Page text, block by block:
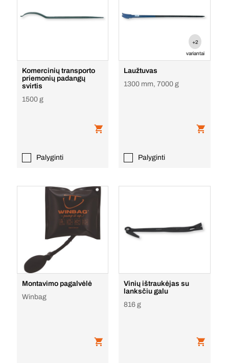
Komercinių transporto
priemonių padangų
svirtis
1500 g
Palyginti
+2
variantai
Laužtuvas
1300 mm, 7000 g
Palyginti
Montavimo pagalvėlė
Winbag
Vinių ištraukėjas su
lanksčiu galu
816 g